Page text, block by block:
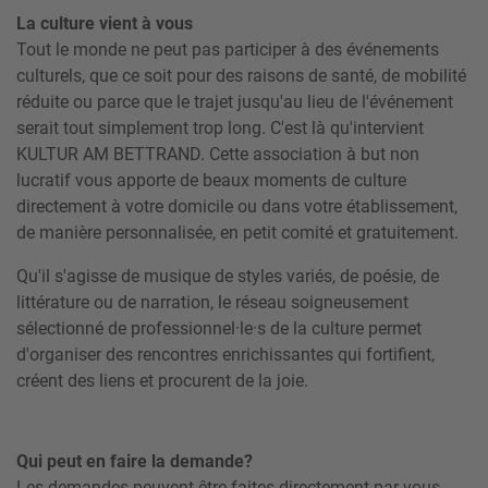
La culture vient à vous
Tout le monde ne peut pas participer à des événements
culturels, que ce soit pour des raisons de santé, de mobilité
réduite ou parce que le trajet jusqu'au lieu de l'événement
serait tout simplement trop long. C'est là qu'intervient
KULTUR AM BETTRAND. Cette association à but non
lucratif vous apporte de beaux moments de culture
directement à votre domicile ou dans votre établissement,
de manière personnalisée, en petit comité et gratuitement.
Qu'il s'agisse de musique de styles variés, de poésie, de
littérature ou de narration, le réseau soigneusement
sélectionné de professionnel·le·s de la culture permet
d'organiser des rencontres enrichissantes qui fortifient,
créent des liens et procurent de la joie.
Qui peut en faire la demande?